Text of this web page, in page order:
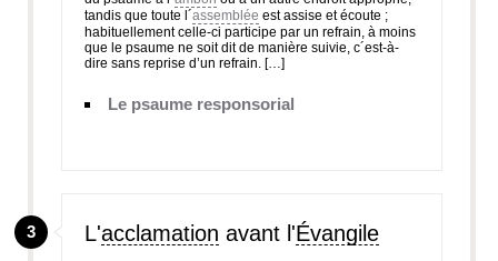
tandis que toute l´assemblée est assise et écoute ;
habituellement celle-ci participe par un refrain, à moins
que le psaume ne soit dit de manière suivie, c´est-à-
dire sans reprise d’un refrain. […]
Le psaume responsorial
3 L'acclamation avant l'Évangile